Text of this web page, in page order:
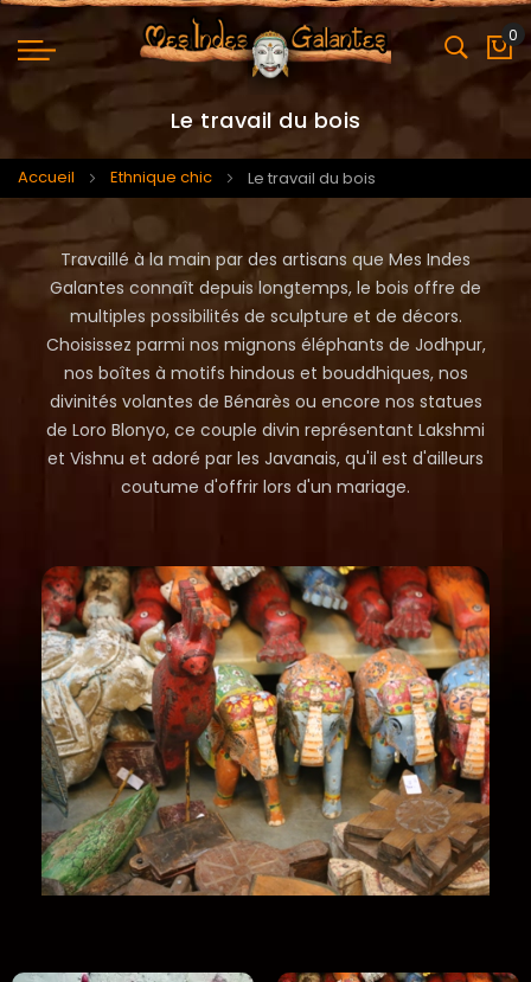
0
Le travail du bois
Accueil Ethnique chic Le travail du bois
Travaillé à la main par des artisans que Mes Indes
Galantes connaît depuis longtemps, le bois offre de
multiples possibilités de sculpture et de décors.
Choisissez parmi nos mignons éléphants de Jodhpur,
nos boîtes à motifs hindous et bouddhiques, nos
divinités volantes de Bénarès ou encore nos statues
de Loro Blonyo, ce couple divin représentant Lakshmi
et Vishnu et adoré par les Javanais, qu'il est d'ailleurs
coutume d'offrir lors d'un mariage.